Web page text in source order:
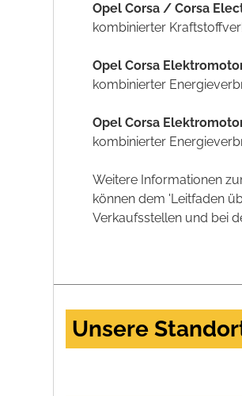
Opel Corsa / Corsa
kombinierter
Opel Corsa
kombinierter
Opel Corsa
kombinierter
Weitere Informationen
können dem 'Leitfaden
Verkaufsstellen und bei
Unsere